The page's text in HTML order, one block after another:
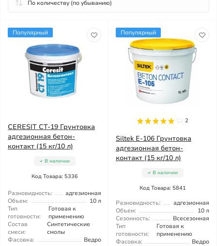
Популярный
CERESIT CT-19 Грунтовка
адгезионная бетон-
контакт (15 кг/10 л)
В наличии
Код Товара: 5336
Разновидность:
адгезионная
Объем:
10 л
Тип
готовности:
Готовая к
применению
Состав
смеси:
Синтетические
смолы
Фасовка:
Ведро
Популярный
2
Siltek E-106 Грунтовка
адгезионная бетон-
контакт (15 кг/10 л)
В наличии
Код Товара: 5841
Разновидность:
адгезионная
Объем:
10 л
Сезонность:
Всесезонная
Тип
готовности:
Готовая к
применению
Фасовка:
Ведро